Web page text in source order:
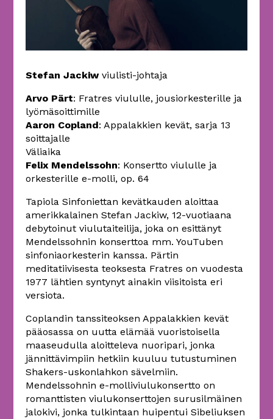
Stefan Jackiwviulisti-johtaja
Arvo Pärt: Fratres viululle, jousiorkesterille ja
lyömäsoittimille
Aaron Copland: Appalakkien kevät, sarja 13
soittajalle
Väliaika
Felix Mendelssohn: Konsertto viululle ja
orkesterille e-molli, op. 64
Tapiola Sinfoniettan kevätkauden aloittaa
amerikkalainen Stefan Jackiw, 12-vuotiaana
debytoinut viulutaiteilija, joka on esittänyt
Mendelssohnin konserttoa mm. YouTuben
sinfoniaorkesterin kanssa. Pärtin
meditatiivisesta teoksesta Fratres on vuodesta
1977 lähtien syntynyt ainakin viisitoista eri
versiota.
Coplandin tanssiteoksen Appalakkien kevät
pääosassa on uutta elämää vuoristoisella
maaseudulla aloitteleva nuoripari, jonka
jännittävimpiin hetkiin kuuluu tutustuminen
Shakers-uskonlahkon sävelmiin.
Mendelssohnin e-molliviulukonsertto on
romanttisten viulukonserttojen surusilmäinen
jalokivi, jonka tulkintaan huipentui Sibeliuksen